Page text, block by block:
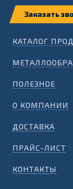
КАТАЛОГ
ПОЛЕЗНОЕ
О КОМПАНИИ
ДОСТАВКА
ПРАЙС-ЛИСТ
КОНТАКТЫ